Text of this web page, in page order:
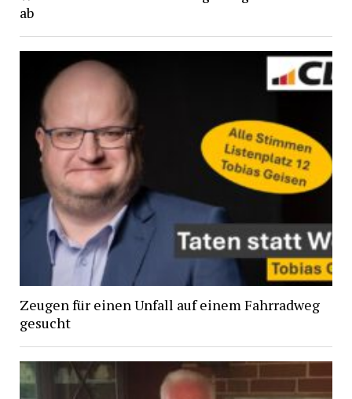
ab
Zeugen für einen Unfall auf einem Fahrradweg
gesucht